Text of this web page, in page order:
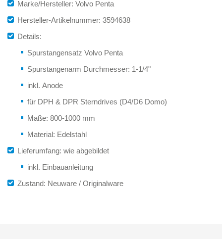
Marke/Hersteller: Volvo Penta
Hersteller-Artikelnummer: 3594638
Details:
Spurstangensatz Volvo Penta
Spurstangenarm Durchmesser: 1-1/4"
inkl. Anode
für DPH & DPR Sterndrives (D4/D6 Domo)
Maße: 800-1000 mm
Material: Edelstahl
Lieferumfang: wie abgebildet
inkl. Einbauanleitung
Zustand: Neuware / Originalware